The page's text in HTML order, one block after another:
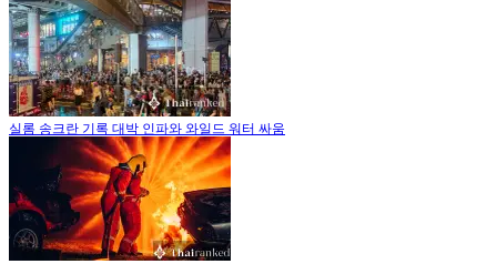
실롬 송크란 기록 대박 인파와 와일드 워터 싸움